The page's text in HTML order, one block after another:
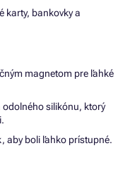
karty, bankovky a
magnetom pre ľahké
odolného silikónu, ktorý
aby boli ľahko prístupné.